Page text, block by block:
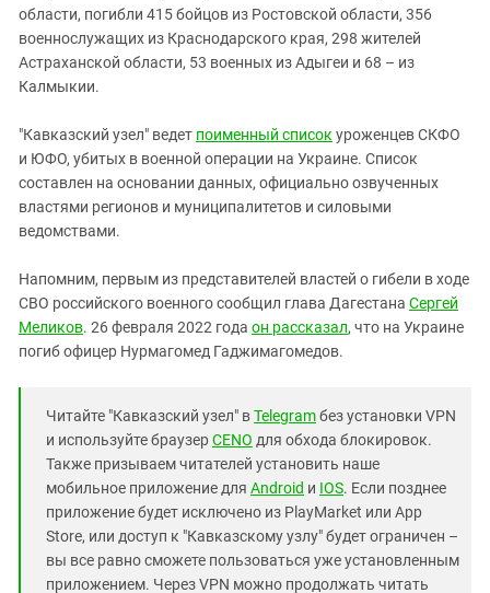
области, погибли 415 бойцов из Ростовской области, 356
военнослужащих из Краснодарского края, 298 жителей
Астраханской области, 53 военных из Адыгеи и 68 – из
Калмыкии.
"Кавказский узел" ведет поименный список уроженцев СКФО
и ЮФО, убитых в военной операции на Украине. Список
составлен на основании данных, официально озвученных
властями регионов и муниципалитетов и силовыми
ведомствами.
Напомним, первым из представителей властей о гибели в ходе
СВО российского военного сообщил глава Дагестана Сергей
Меликов. 26 февраля 2022 года он рассказал, что на Украине
погиб офицер Нурмагомед Гаджимагомедов.
Читайте "Кавказский узел" вTelegramбез установки VPN
и используйте браузерCENO для обхода блокировок.
Также призываем читателей установить наше
мобильное приложение для Android и IOS. Если позднее
приложение будет исключено из PlayMarket или App
Store, или доступ к "Кавказскому узлу" будет ограничен –
вы все равно сможете пользоваться уже установленным
приложением. Через VPN можно продолжать читать